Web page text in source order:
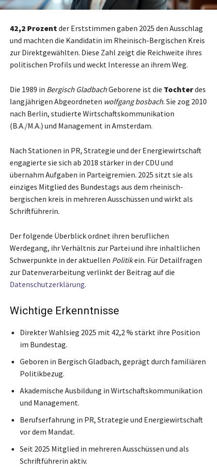
42,2 Prozentder Erststimmen gaben 2025 den Ausschlag
und machten die Kandidatin im Rheinisch-Bergischen Kreis
zur Direktgewählten. Diese Zahl zeigt die Reichweite ihres
politischen Profils und weckt Interesse an ihrem Weg.
Die 1989 in Bergisch GladbachGeborene ist die Tochterdes
langjährigen Abgeordneten wolfgang bosbach. Sie zog 2010
nach Berlin, studierte Wirtschaftskommunikation
(B.A./M.A.) und Management in Amsterdam.
Nach Stationen in PR, Strategie und der Energiewirtschaft
engagierte sie sich ab 2018 stärker in der CDU und
übernahm Aufgaben in Parteigremien. 2025 sitzt sie als
einziges Mitglied des Bundestags aus dem rheinisch-
bergischen kreis in mehreren Ausschüssen und wirkt als
Schriftführerin.
Der folgende Überblick ordnet ihren beruflichen
Werdegang, ihr Verhältnis zur Partei und ihre inhaltlichen
Schwerpunkte in der aktuellen Politikein. Für Detailfragen
zur Datenverarbeitung verlinkt der Beitrag auf die
Datenschutzerklärung.
Wichtige Erkenntnisse
Direkter Wahlsieg 2025 mit 42,2 % stärkt ihre Position
im Bundestag.
Geboren in Bergisch Gladbach, geprägt durch familiären
Politikbezug.
Akademische Ausbildung in Wirtschaftskommunikation
und Management.
Berufserfahrung in PR, Strategie und Energiewirtschaft
vor dem Mandat.
Seit 2025 Mitglied in mehreren Ausschüssen und als
Schriftführerin aktiv.